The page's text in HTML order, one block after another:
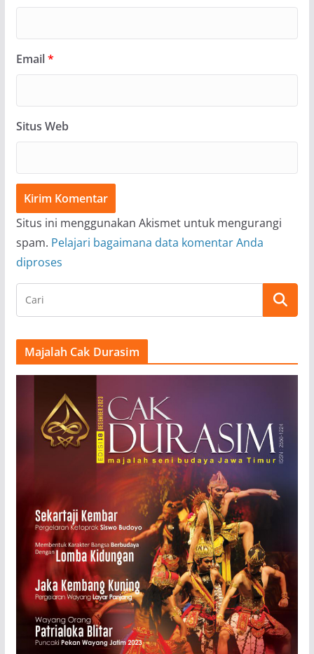
Email*
Situs Web
Situs ini menggunakan Akismet untuk mengurangi
spam. Pelajari bagaimana data komentar Anda
diproses
Majalah Cak Durasim